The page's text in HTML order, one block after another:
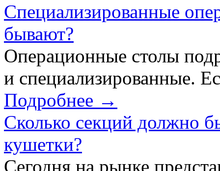
Специализированные
бывают?
Операционные столы
и специализированные.
Подробнее →
Сколько секций должно
кушетки?
Сегодня на рынке